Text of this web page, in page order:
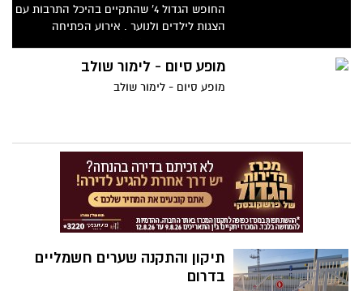
החופש הגדול 4' שהתקיים בהיכל התרבות עם
הצגות לילדים ולנוער . אירוע הפתיחה
פסלים אנושיים ויריד ספרים מוזלים שהוקם
מופע סיום - לימור שולב
מופע סיום - לימור שולב
תיקון והתקנה שערים חשמליים
בדרום